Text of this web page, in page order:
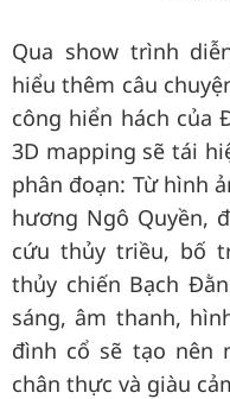
Qua show trình
hiểu thêm câu
công hiển hách của
3D mapping sẽ tái
phân đoạn: Từ hình
hương Ngô Quyền,
cứu thủy triều, bố
thủy chiến Bạch
sáng, âm thanh,
đình cổ sẽ tạo nên
chân thực và giàu